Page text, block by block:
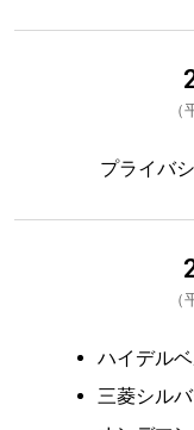
プライバ
ハイデル
三菱シル